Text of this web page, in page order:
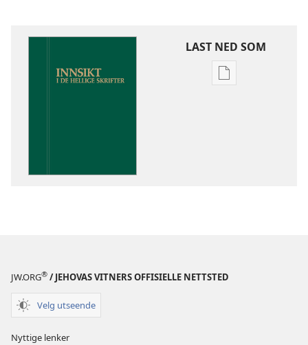
LAST NED SOM
JW.ORG® / JEHOVAS VITNERS OFFISIELLE NETTSTED
Velg utseende
Nyttige lenker